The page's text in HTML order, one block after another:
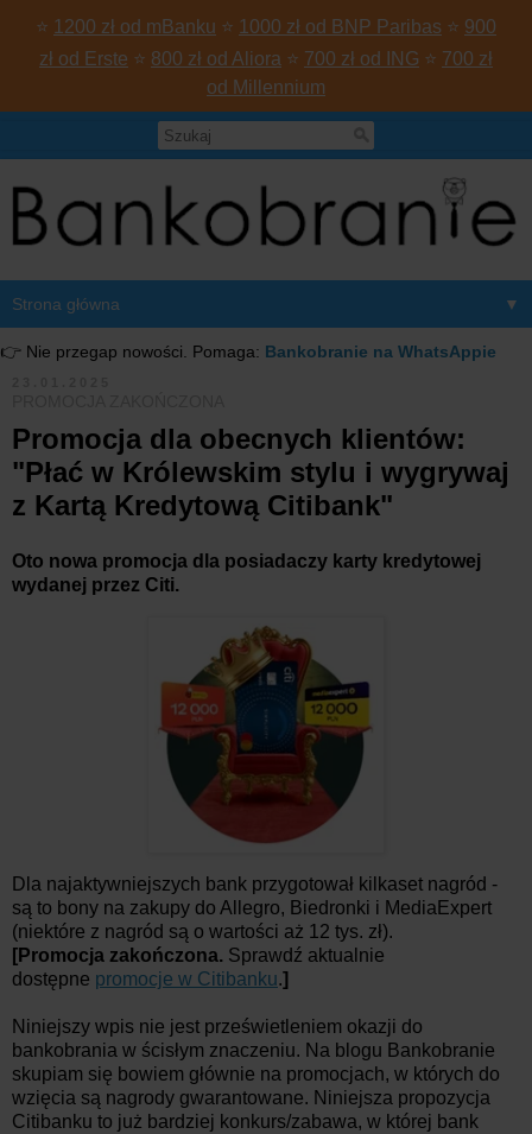
⭐ 1200 zł od mBanku ⭐ 1000 zł od BNP Paribas ⭐ 900
zł od Erste ⭐ 800 zł od Aliora ⭐ 700 zł od ING ⭐ 700 zł
od Millennium
▼
👉 Nie przegap nowości. Pomaga: Bankobranie na WhatsAppie
Promocja dla obecnych klientów:
"Płać w Królewskim stylu i wygrywaj
z Kartą Kredytową Citibank"
Oto nowa promocja dla posiadaczy karty kredytowej
wydanej przez Citi.
Dla najaktywniejszych bank przygotował kilkaset nagród -
są to bony na zakupy do Allegro, Biedronki i MediaExpert
(niektóre z nagród są o wartości aż 12 tys. zł).
[Promocja zakończona. Sprawdź aktualnie
dostępne promocje w Citibanku.]
Niniejszy wpis nie jest prześwietleniem okazji do
bankobrania w ścisłym znaczeniu. Na blogu Bankobranie
skupiam się bowiem głównie na promocjach, w których do
wzięcia są nagrody gwarantowane. Niniejsza propozycja
Citibanku to już bardziej konkurs/zabawa, w której bank